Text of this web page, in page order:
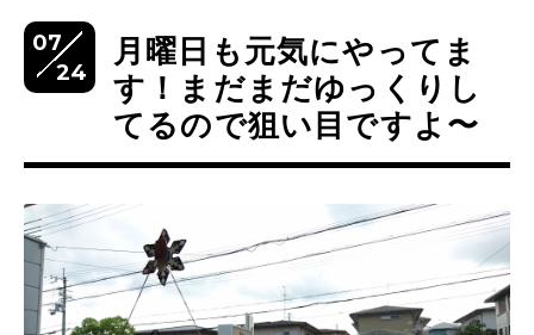
07
24
月曜日も元気にやってま
す！まだまだゆっくりし
てるので狙い目ですよ〜